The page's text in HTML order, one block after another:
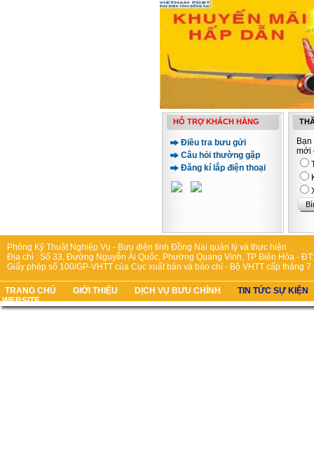
HỖ TRỢ KHÁCH HÀNG
Điều tra bưu gửi
Câu hỏi thường gặp
Đăng kí lắp điện thoại
mới
Phòng Kỹ Thuật Nghiệp Vụ - Bưu điện tỉnh Đồng Nai quản lý và thực hiện
Địa chỉ : Số 33, Đường Nguyễn Ái Quốc, Phường Quang Vinh, TP Biên Hòa -
Giấy phép số 100/GP-VHTT của Cục xuất bản và báo chí - Bộ VHTT cấp tháng 7
TRANG CHỦ GIỚI THIỆU DỊCH VỤ BƯU CHÍNH
TIN TỨC SỰ KIỆN
WEBSITE